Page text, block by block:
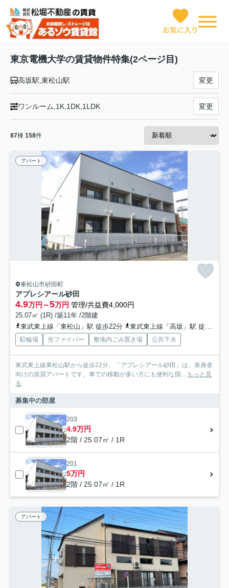
お気に入り
東京電機大学の賃貸物件特集(2ページ目)
高坂駅,東松山駅 変更
ワンルーム,1K,1DK,1LDK 変更
87棟 158件
アパート
東松山市砂田町
アプレシアール砂田
4.9万円～5万円 管理/共益費4,000円
25.07㎡ (1R) /築11年 /2階建
東武東上線「東松山」駅 徒歩22分
東武東上線「高坂」駅 徒歩67分
駐輪場 光ファイバー 敷地内ごみ置き場 公共下水
東武東上線東松山駅から徒歩22分、「アプレシアール砂田」は、単身者
向けの賃貸アパートです。車での移動が多い方にも便利な国... もっと見
る
募集中の部屋
203
4.9万円
2階 / 25.07㎡ / 1R
201
5万円
2階 / 25.07㎡ / 1R
アパート